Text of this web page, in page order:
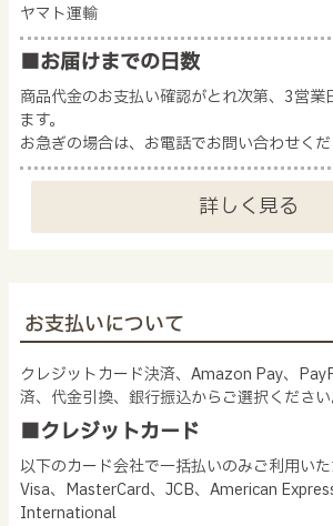
ヤマト運輸
■お届けまでの日数
商品代金のお支払い確認がとれ次第、3営業
ます。
お急ぎの場合は、お電話でお問い合わせくだ
詳しく見る
お支払いについて
クレジットカード決済、Amazon Pay、
済、代金引換、銀行振込からご選択ください
■クレジットカード
以下のカード会社で一括払いのみご利用いた
Visa、MasterCard、JCB、American
International